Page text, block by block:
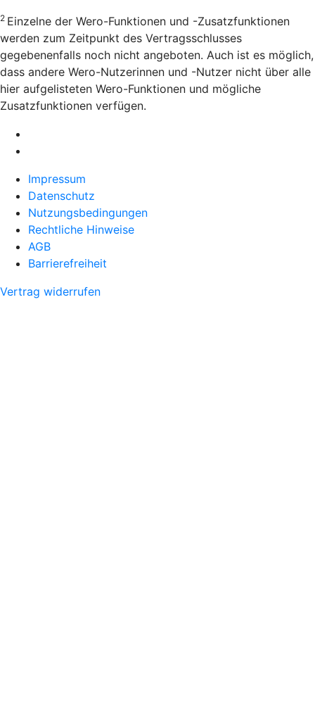
2 Einzelne der Wero-Funktionen und -Zusatzfunktionen
werden zum Zeitpunkt des Vertragsschlusses
gegebenenfalls noch nicht angeboten. Auch ist es möglich,
dass andere Wero-Nutzerinnen und -Nutzer nicht über alle
hier aufgelisteten Wero-Funktionen und mögliche
Zusatzfunktionen verfügen.
Impressum
Datenschutz
Nutzungsbedingungen
Rechtliche Hinweise
AGB
Barrierefreiheit
Vertrag widerrufen